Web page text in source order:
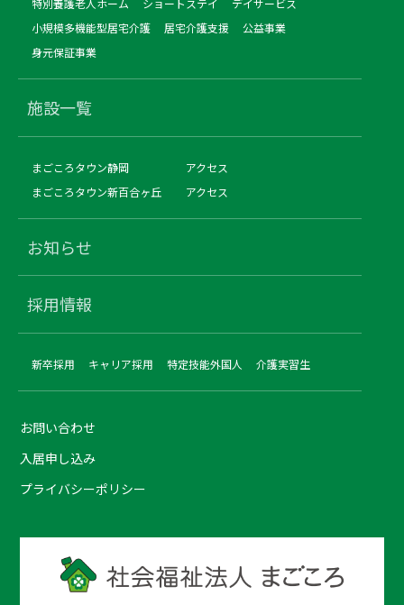
特別養護老人ホーム ショートステイ
デイサービス
小規模多機能型居宅介護
居宅介護支援
公益事業
身元保証事業
施設一覧
まごころタウン静岡
アクセス
まごころタウン新百合ヶ丘
アクセス
お知らせ
採用情報
新卒採用 キャリア採用 特定技能外国人 介護実習生
お問い合わせ
入居申し込み
プライバシーポリシー